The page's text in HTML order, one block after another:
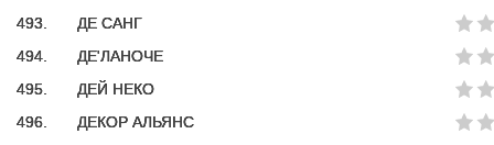
493.
ДЕ САНГ
494.
ДЕ'ЛАНОЧЕ
495.
ДЕЙ НЕКО
496.
ДЕКОР АЛЬЯНС